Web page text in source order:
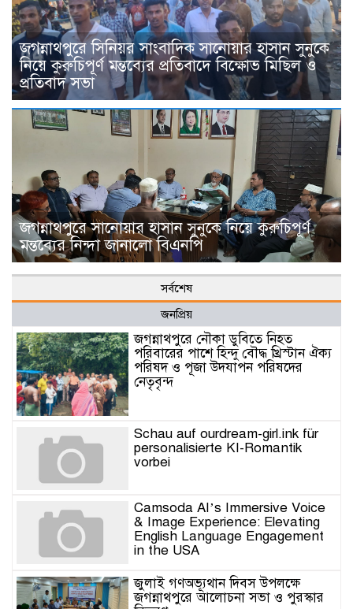
জগন্নাথপুরে সিনিয়র সাংবাদিক সানোয়ার হাসান সুনুকে
নিয়ে কুরুচিপূর্ণ মন্তব্যের প্রতিবাদে বিক্ষোভ মিছিল ও
প্রতিবাদ সভা
জগন্নাথপুরে সানোয়ার হাসান সুনুকে নিয়ে কুরুচিপূর্ণ
মন্তব্যের নিন্দা জানালো বিএনপি
সর্বশেষ
জনপ্রিয়
জগন্নাথপুরে নৌকা ডুবিতে নিহত
পরিবারের পাশে হিন্দু বৌদ্ধ খ্রিস্টান ঐক্য
পরিষদ ও পূজা উদযাপন পরিষদের
নেতৃবৃন্দ
Schau auf ourdream-girl.ink für
personalisierte KI-Romantik
vorbei
Camsoda AI’s Immersive Voice
& Image Experience: Elevating
English Language Engagement
in the USA
জুলাই গণঅভ্যূথান দিবস উপলক্ষে
জগন্নাথপুরে আলোচনা সভা ও পুরস্কার